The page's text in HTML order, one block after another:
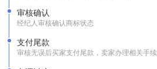
审核确认
经纪人审核确认商标状态
支付尾款
审核无误后买家支付尾款，卖家办理相关手续